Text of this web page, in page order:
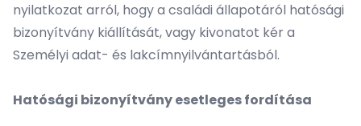
nyilatkozat arról, hogy a családi állapotáról hatósági
bizonyítvány kiállítását, vagy kivonatot kér a
Személyi adat- és lakcímnyilvántartásból.
Hatósági bizonyítvány esetleges fordítása